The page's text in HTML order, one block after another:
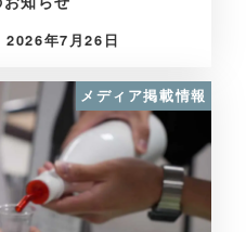
2026年7月26日
メディア掲載情報